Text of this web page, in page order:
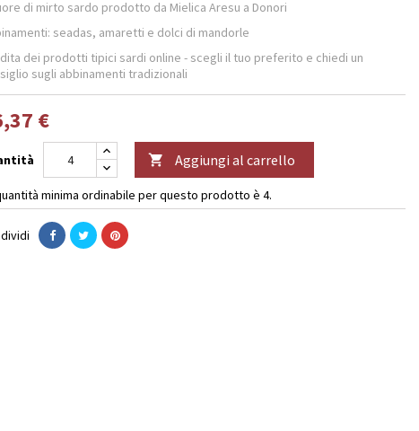
di mirto sardo prodotto da Mielica Aresu a Donori
seadas, amaretti e dolci di mandorle
dei prodotti tipici sardi online - scegli il tuo preferito e chiedi un
sugli abbinamenti tradizionali
€
 Aggiungi al carrello
minima ordinabile per questo prodotto è 4.